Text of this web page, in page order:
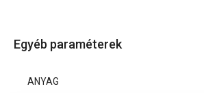
Egyéb paraméterek
ANYAG